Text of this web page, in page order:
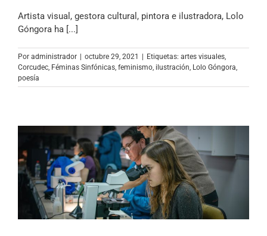
Artista visual, gestora cultural, pintora e ilustradora, Lolo
Góngora ha [...]
Por administrador | octubre 29, 2021 | Etiquetas: artes visuales
Corcudec Féminas Sinfónicas feminismo ilustración Lolo Góngora
poesía